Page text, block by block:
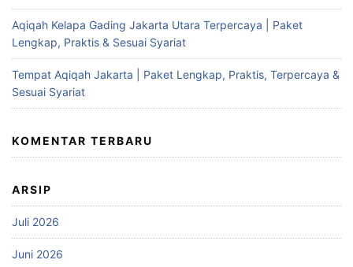
Aqiqah Kelapa Gading Jakarta Utara Terpercaya | Paket
Lengkap, Praktis & Sesuai Syariat
Tempat Aqiqah Jakarta | Paket Lengkap, Praktis, Terpercaya &
Sesuai Syariat
KOMENTAR TERBARU
ARSIP
Juli 2026
Juni 2026